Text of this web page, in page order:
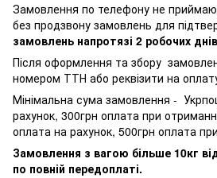
Замовлення по телефону не
без продзвону замовлень для
замовлень напротязі 2 робочих
Після оформлення та збору
номером ТТН або реквізити на
Мінімальна сума замовлення -
рахунок, 300грн оплата при
оплата на рахунок, 500грн оплата
Замовлення з вагою більше 10кг
по повній передоплаті.